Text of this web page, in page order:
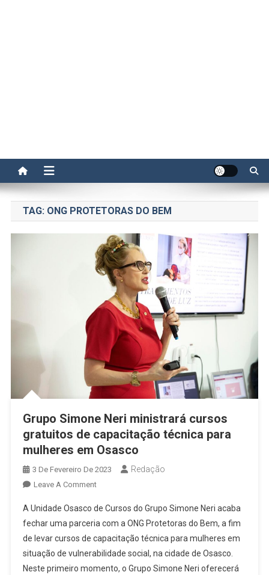
TAG: ONG PROTETORAS DO BEM
Grupo Simone Neri ministrará cursos
gratuitos de capacitação técnica para
mulheres em Osasco
3 De Fevereiro De 2023 Redação
Leave A CommentOn
Simone
Neri
Ministrará
Cursos
Gratuitos
A Unidade Osasco de Cursos do Grupo Simone Neri acaba
fechar uma parceria com a ONG Protetoras do Bem, a fim
de levar cursos de capacitação técnica para mulheres em
situação de vulnerabilidade social, na cidade de Osasco.
Neste primeiro momento, o Grupo Simone Neri oferecerá